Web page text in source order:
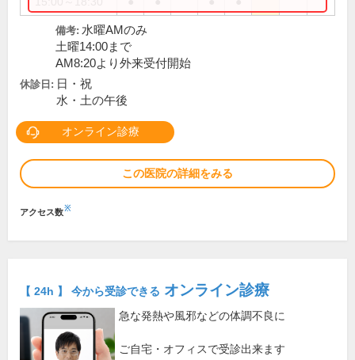
備考: 水曜AMのみ
土曜14:00まで
AM8:20より外来受付開始
休診日: 日・祝
水・土の午後
オンライン診療
この医院の詳細をみる
アクセス数※
【 24h 】 今から受診できる オンライン診療
急な発熱や風邪などの体調不良に
ご自宅・オフィスで受診出来ます